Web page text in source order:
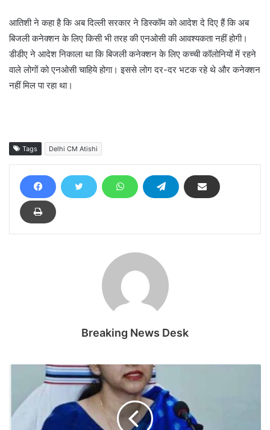
आतिशी ने कहा है कि अब दिल्ली सरकार ने डिस्कॉम को आदेश दे दिए हैं कि अब
बिजली कनेक्शन के लिए किसी भी तरह की एनओसी की आवश्यकता नहीं होगी।
डीडीए ने आदेश निकाला था कि बिजली कनेक्शन के लिए कच्ची कॉलोनियों में रहने
वाले लोगों को एनओसी चाहिये होगा। इससे लोग दर-दर भटक रहे थे और कनेक्शन
नहीं मिल पा रहा था।
Tags Delhi CM Atishi
Breaking News Desk